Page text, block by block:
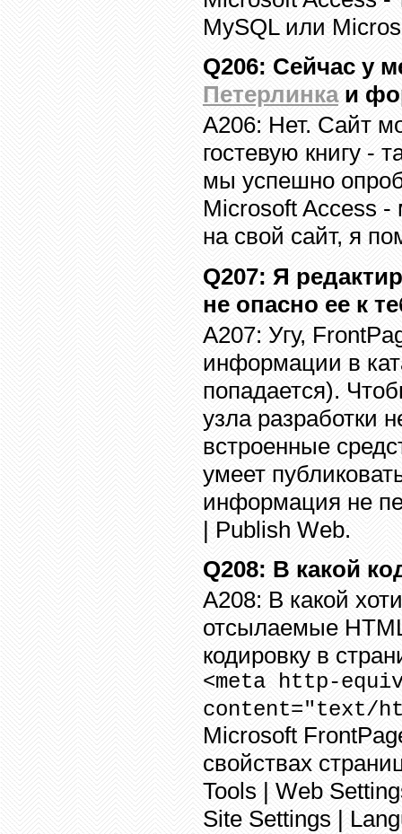
MySQL или
Q206: Сейчас у
Петерлинкаи
A206: Нет. Сайт
гостевую книгу -
мы успешно
Microsoft Access -
на свой сайт, я
Q207: Я
не опасно ее к
A207: Угу,
информации в
попадается).
узла разработки
встроенные
умеет
информация не
| Publish Web.
Q208: В какой
A208: В какой
отсылаемые
кодировку в
<meta http-
content="text/
Microsoft
свойствах
Tools | Web
Site Settings |